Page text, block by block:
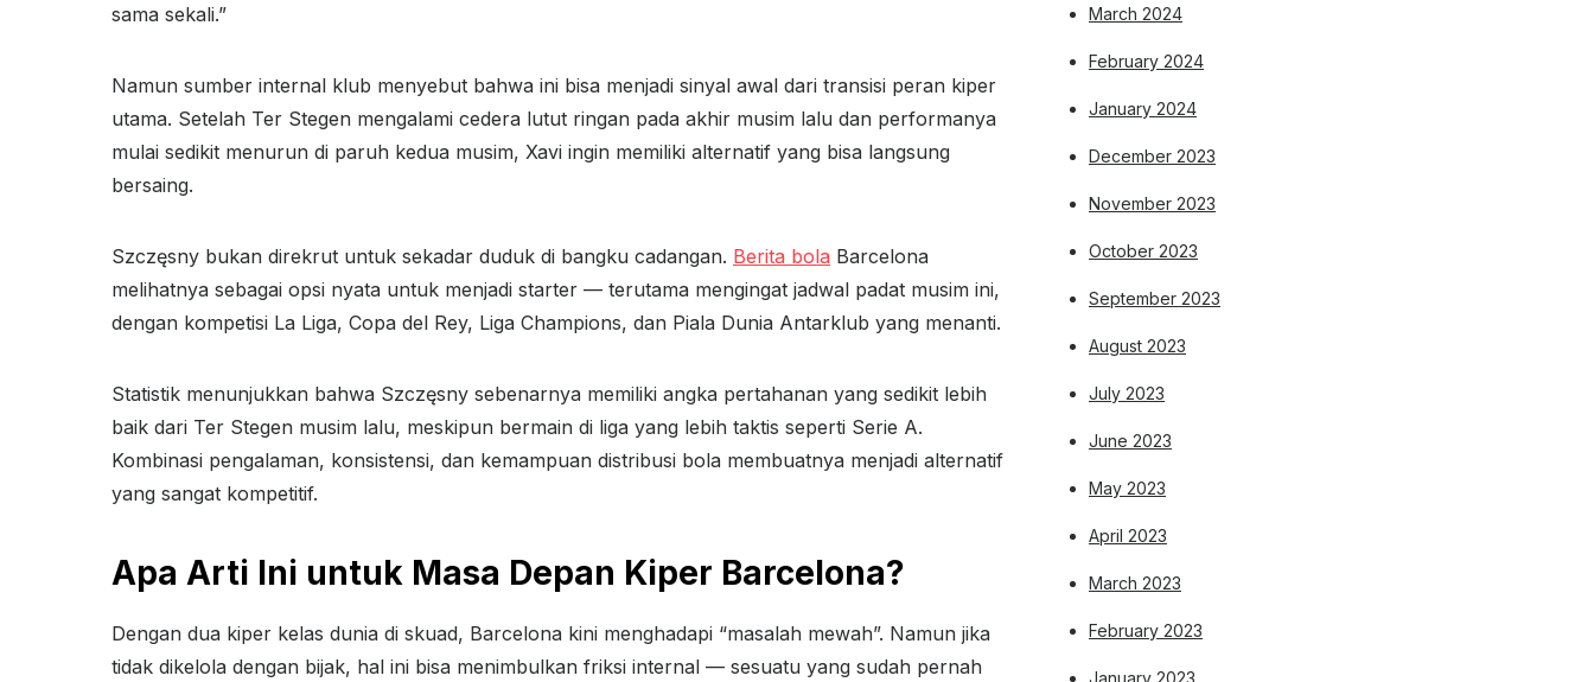
sama sekali.”
Namun sumber internal klub menyebut bahwa ini bisa menjadi sinyal awal dari transisi peran kiper
utama. Setelah Ter Stegen mengalami cedera lutut ringan pada akhir musim lalu dan performanya
mulai sedikit menurun di paruh kedua musim, Xavi ingin memiliki alternatif yang bisa langsung
bersaing.
Szczęsny bukan direkrut untuk sekadar duduk di bangku cadangan. Berita bola Barcelona
melihatnya sebagai opsi nyata untuk menjadi starter — terutama mengingat jadwal padat musim ini,
dengan kompetisi La Liga, Copa del Rey, Liga Champions, dan Piala Dunia Antarklub yang menanti.
Statistik menunjukkan bahwa Szczęsny sebenarnya memiliki angka pertahanan yang sedikit lebih
baik dari Ter Stegen musim lalu, meskipun bermain di liga yang lebih taktis seperti Serie A.
Kombinasi pengalaman, konsistensi, dan kemampuan distribusi bola membuatnya menjadi alternatif
yang sangat kompetitif.
Apa Arti Ini untuk Masa Depan Kiper Barcelona?
Dengan dua kiper kelas dunia di skuad, Barcelona kini menghadapi “masalah mewah”. Namun jika
tidak dikelola dengan bijak, hal ini bisa menimbulkan friksi internal — sesuatu yang sudah pernah
March 2024
February 2024
January 2024
December 2023
November 2023
October 2023
September 2023
August 2023
July 2023
June 2023
May 2023
April 2023
March 2023
February 2023